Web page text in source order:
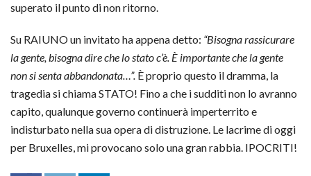
superato il punto di non ritorno.
Su RAIUNO un invitato ha appena detto: “Bisogna rassicurare
la gente, bisogna dire che lo stato c’è. È importante che la gente
non si senta abbandonata…”. È proprio questo il dramma, la
tragedia si chiamaSTATO! Fino a che i sudditi non lo avranno
capito, qualunque governo continuerà imperterrito e
indisturbato nella sua opera di distruzione. Le lacrime di oggi
per Bruxelles, mi provocano solo una gran rabbia. IPOCRITI!